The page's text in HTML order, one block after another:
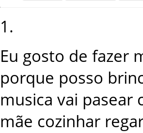
1 .
Eu gosto de fazer
porque posso
musica vai pasear
mãe cozinhar